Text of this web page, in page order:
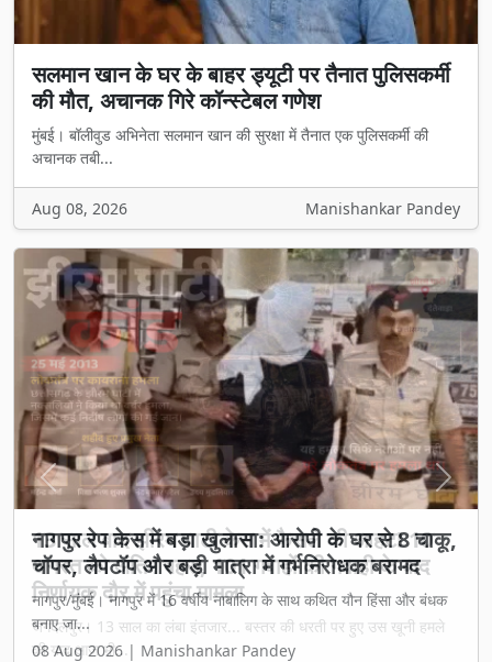
सलमान खान के घर के बाहर ड्यूटी पर तैनात पुलिसकर्मी
की मौत, अचानक गिरे कॉन्स्टेबल गणेश
मुंबई। बॉलीवुड अभिनेता सलमान खान की सुरक्षा में तैनात एक पुलिसकर्मी की
अचानक तबी...
Aug 08, 2026 Manishankar Pandey
13 साल बाद झीरम घाटी केस में फैसले की आहट! 10
अगस्त को अंतिम बहस, 101 गवाहों की गवाही के बाद
निर्णायक दौर में पहुंचा मामला
जगदलपुर। 13 साल का लंबा इंतजार... बस्तर की धरती पर हुए उस खूनी हमले
की याद आज भी...
Previous Next